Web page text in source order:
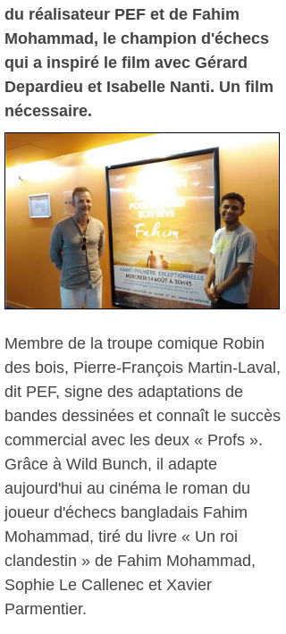
du réalisateur PEF et de Fahim
Mohammad, le champion d'échecs
qui a inspiré le film avec Gérard
Depardieu et Isabelle Nanti. Un film
nécessaire.
Membre de la troupe comique Robin
des bois, Pierre-François Martin-Laval,
dit PEF, signe des adaptations de
bandes dessinées et connaît le succès
commercial avec les deux « Profs ».
Grâce à Wild Bunch, il adapte
aujourd'hui au cinéma le roman du
joueur d'échecs bangladais Fahim
Mohammad, tiré du livre « Un roi
clandestin » de Fahim Mohammad,
Sophie Le Callenec et Xavier
Parmentier.